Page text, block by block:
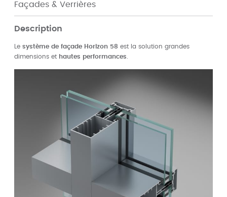
Façades & Verrières
Description
Le système de façade Horizon 58 est la solution grandes
dimensions et hautes performances